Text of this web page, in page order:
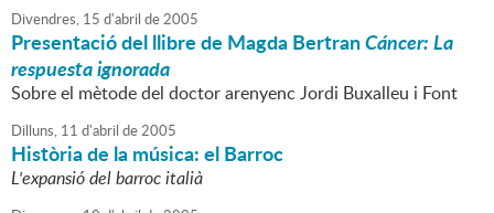
Divendres, 15 d'abril de2005
Presentació del llibre de Magda BertranCáncer: La
respuesta ignorada
Sobre el mètode del doctor arenyenc Jordi Buxalleu i Font
Dilluns, 11 d'abril de2005
Història de la música: el Barroc
L'expansió del barroc italià